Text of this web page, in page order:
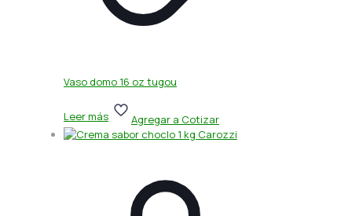
Vaso domo 16 oz tugou
Leer más Agregar a Cotizar